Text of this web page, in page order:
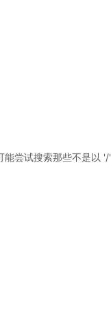
能尝试搜索那些不是以 '/'